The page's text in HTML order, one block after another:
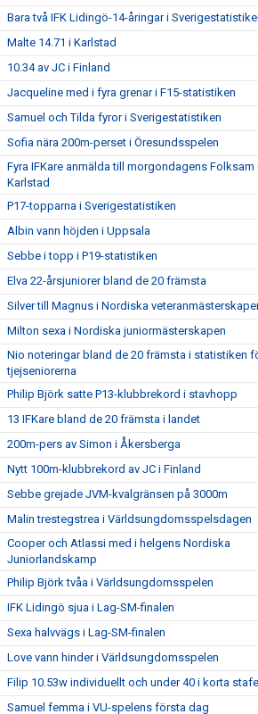
Bara två IFK Lidingö-14-åringar i
Malte 14.71 i Karlstad
10.34 av JC i Finland
Jacqueline med i fyra grenar i F15-statistiken
Samuel och Tilda fyror i Sverigestatistiken
Sofia nära 200m-perset i Öresundsspelen
Fyra IFKare anmälda till morgondagens Folksam
Karlstad
P17-topparna i Sverigestatistiken
Albin vann höjden i Uppsala
Sebbe i topp i P19-statistiken
Elva 22-årsjuniorer bland de 20 främsta
Silver till Magnus i Nordiska
Milton sexa i Nordiska juniormästerskapen
Nio noteringar bland de 20 främsta i statistiken
tjejseniorerna
Philip Björk satte P13-klubbrekord i stavhopp
13 IFKare bland de 20 främsta i landet
200m-pers av Simon i Åkersberga
Nytt 100m-klubbrekord av JC i Finland
Sebbe grejade JVM-kvalgränsen på 3000m
Malin trestegstrea i Världsungdomsspelsdagen
Cooper och Atlassi med i helgens Nordiska
Juniorlandskamp
Philip Björk tvåa i Världsungdomsspelen
IFK Lidingö sjua i Lag-SM-finalen
Sexa halvvägs i Lag-SM-finalen
Love vann hinder i Världsungdomsspelen
Filip 10.53w individuellt och under 40 i korta
Samuel femma i VU-spelens första dag